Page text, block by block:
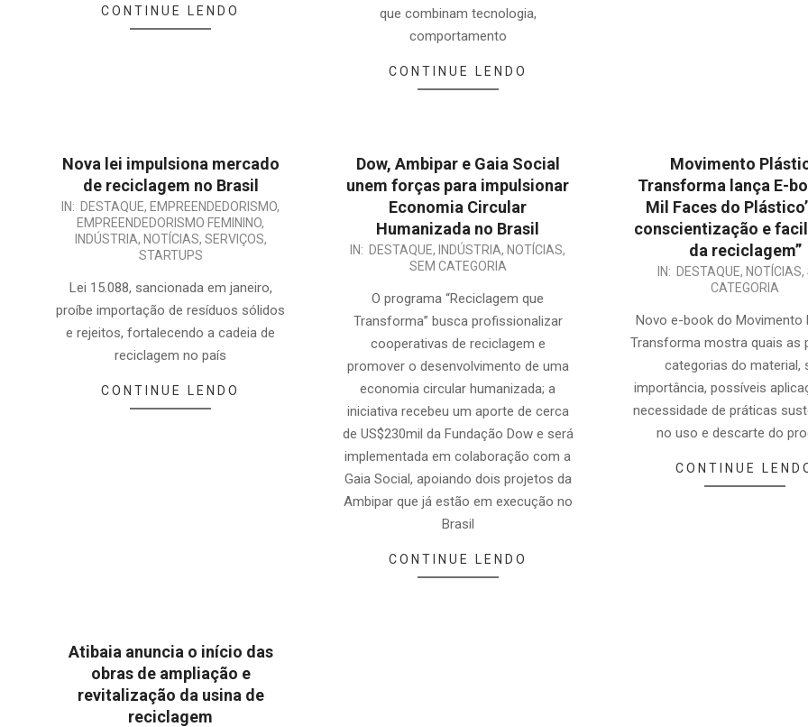
CONTINUE LENDO
que combinam tecnologia,
comportamento
CONTINUE LENDO
Nova lei impulsiona mercado
de reciclagem no Brasil
2025-
IN: DESTAQUE, EMPREENDEDORISMO,
EMPREENDEDORISMO FEMININO,
INDÚSTRIA, NOTÍCIAS, SERVIÇOS,
STARTUPS
Lei 15.088, sancionada em janeiro,
proíbe importação de resíduos sólidos
e rejeitos, fortalecendo a cadeia de
reciclagem no país
CONTINUE LENDO
Dow, Ambipar e Gaia Social
unem forças para impulsionar
Economia Circular
Humanizada no Brasil
2024-
IN: DESTAQUE, INDÚSTRIA, NOTÍCIAS,
SEM CATEGORIA
O programa “Reciclagem que
Transforma” busca profissionalizar
cooperativas de reciclagem e
promover o desenvolvimento de uma
economia circular humanizada; a
iniciativa recebeu um aporte de cerca
de US$230mil da Fundação Dow e será
implementada em colaboração com a
Gaia Social, apoiando dois projetos da
Ambipar que já estão em execução no
Brasil
CONTINUE LENDO
Movimento
Transforma lança E-
Mil Faces do
conscientização e
da reciclagem”
2024-
21
IN: DESTAQUE, NOTÍCIAS,
CATEGORIA
Novo e-book do Movimento
Transforma mostra quais as
categorias do material,
importância, possíveis
necessidade de práticas
no uso e descarte do
CONTINUE
Atibaia anuncia o início das
obras de ampliação e
revitalização da usina de
reciclagem